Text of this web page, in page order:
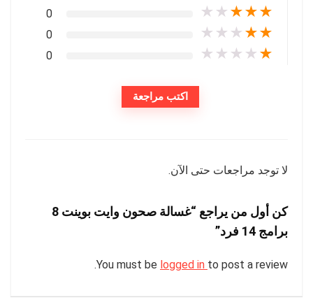
★
★
★
★
★
0
★
★
★
★
★
0
★
★
★
★
★
0
اكتب مراجعة
لا توجد مراجعات حتى الآن.
كن أول من يراجع “غسالة صحون وايت بوينت 8
برامج 14 فرد”
You must be logged in to post a review.